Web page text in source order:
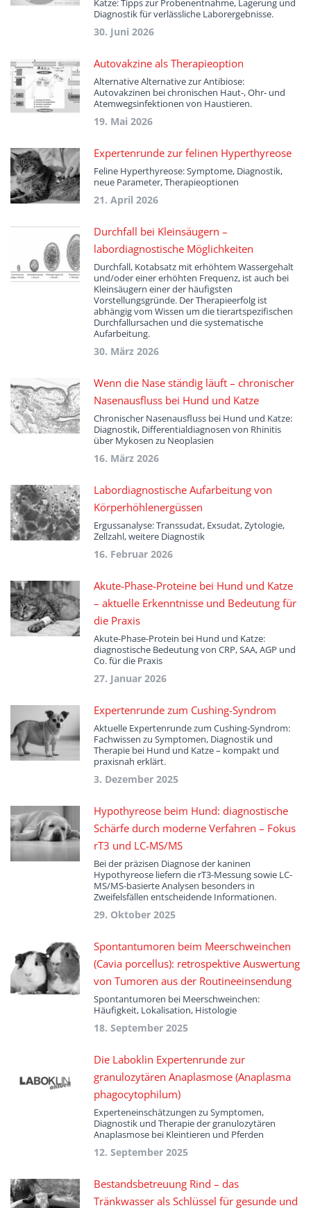
Katze: Tipps zur Probenentnahme, Lagerung und
Diagnostik für verlässliche Laborergebnisse.
30. Juni 2026
Autovakzine als Therapieoption
Alternative Alternative zur Antibiose:
Autovakzinen bei chronischen Haut-, Ohr- und
Atemwegsinfektionen von Haustieren.
19. Mai 2026
Expertenrunde zur felinen Hyperthyreose
Feline Hyperthyreose: Symptome, Diagnostik,
neue Parameter, Therapieoptionen
21. April 2026
Durchfall bei Kleinsäugern –
labordiagnostische Möglichkeiten
Durchfall, Kotabsatz mit erhöhtem Wassergehalt
und/oder einer erhöhten Frequenz, ist auch bei
Kleinsäugern einer der häufigsten
Vorstellungsgründe. Der Therapieerfolg ist
abhängig vom Wissen um die tierartspezifischen
Durchfallursachen und die systematische
Aufarbeitung.
30. März 2026
Wenn die Nase ständig läuft – chronischer
Nasenausfluss bei Hund und Katze
Chronischer Nasenausfluss bei Hund und Katze:
Diagnostik, Differentialdiagnosen von Rhinitis
über Mykosen zu Neoplasien
16. März 2026
Labordiagnostische Aufarbeitung von
Körperhöhlenergüssen
Ergussanalyse: Transsudat, Exsudat, Zytologie,
Zellzahl, weitere Diagnostik
16. Februar 2026
Akute-Phase-Proteine bei Hund und Katze
– aktuelle Erkenntnisse und Bedeutung für
die Praxis
Akute-Phase-Protein bei Hund und Katze:
diagnostische Bedeutung von CRP, SAA, AGP und
Co. für die Praxis
27. Januar 2026
Expertenrunde zum Cushing-Syndrom
Aktuelle Expertenrunde zum Cushing‑Syndrom:
Fachwissen zu Symptomen, Diagnostik und
Therapie bei Hund und Katze – kompakt und
praxisnah erklärt.
3. Dezember 2025
Hypothyreose beim Hund: diagnostische
Schärfe durch moderne Verfahren – Fokus
rT3 und LC-MS/MS
Bei der präzisen Diagnose der kaninen
Hypothyreose liefern die rT3-Messung sowie LC-
MS/MS-basierte Analysen besonders in
Zweifelsfällen entscheidende Informationen.
29. Oktober 2025
Spontantumoren beim Meerschweinchen
(Cavia porcellus): retrospektive Auswertung
von Tumoren aus der Routineeinsendung
Spontantumoren bei Meerschweinchen:
Häufigkeit, Lokalisation, Histologie
18. September 2025
Die Laboklin Expertenrunde zur
granulozytären Anaplasmose (Anaplasma
phagocytophilum)
Experteneinschätzungen zu Symptomen,
Diagnostik und Therapie der granulozytären
Anaplasmose bei Kleintieren und Pferden
12. September 2025
Bestandsbetreuung Rind – das
Tränkwasser als Schlüssel für gesunde und